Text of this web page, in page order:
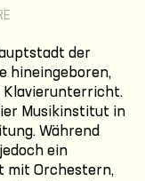
der
hineingeboren,
Klavierunterricht.
Musikinstitut in
Während
ein
mit Orchestern,